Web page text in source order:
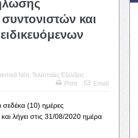
και
Νέα Τελευταίες Εξελίξεις
Print
Email
σεδέκα (10) ημέρες
λήγει στις 31/08/2020 ημέρα